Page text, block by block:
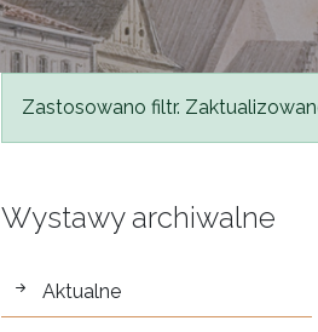
Status message
Zastosowano filtr.
Wystawy archiwalne
wystawy
Aktualne